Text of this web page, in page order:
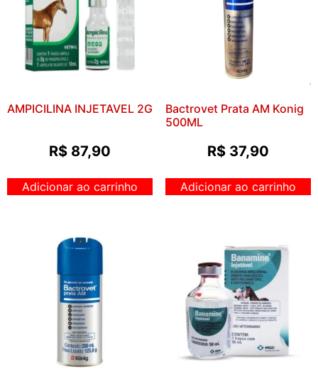
AMPICILINA INJETAVEL 2G
R$ 87,90
Adicionar ao carrinho
Bactrovet Prata AM Konig
500ML
R$37,90
Adicionar ao carrinho